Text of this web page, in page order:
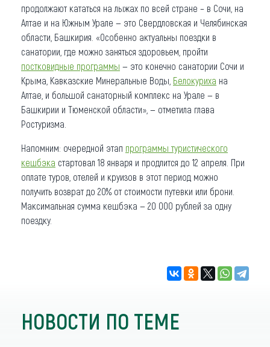
продолжают кататься на лыжах по всей стране – в Сочи, на
Алтае и на Южным Урале — это Свердловская и Челябинская
области, Башкирия. «Особенно актуальны поездки в
санатории, где можно заняться здоровьем, пройти
постковидные программы — это конечно санатории Сочи и
Крыма, Кавказские Минеральные Воды, Белокуриха на
Алтае, и большой санаторный комплекс на Урале — в
Башкирии и Тюменской области», — отметила глава
Ростуризма.
Напомним: очередной этап программы туристического
кешбэка стартовал 18 января и продлится до 12 апреля. При
оплате туров, отелей и круизов в этот период можно
получить возврат до 20% от стоимости путевки или брони.
Максимальная сумма кешбэка — 20 000 рублей за одну
поездку.
НОВОСТИ ПО ТЕМЕ